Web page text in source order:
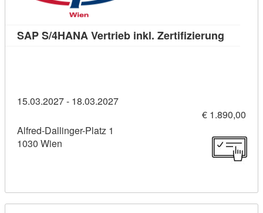
SAP S/4HANA Vertrieb inkl. Zertifizierung
15.03.2027 - 18.03.2027
€ 1.890,00
Alfred-Dallinger-Platz 1
1030 Wien